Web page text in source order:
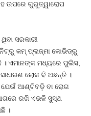
ଉପରେ ଗୁରୁତ୍ୱାରୋପ
ସରକାରୀ
କମ୍‍ ପ୍ଲାଜ୍‍ମା କୋଭିଡ୍‍ରୁ
। ଏମାନଙ୍କ ମଧ୍ୟରେ ପୁଲିସ,
ଲୋକ ବି ଅଛନ୍ତି ।
ଆଣ୍ଟିବଡ଼ି ବା ରୋଗ
ରଖି ଏଭଳି ସୁସ୍ଥ
।